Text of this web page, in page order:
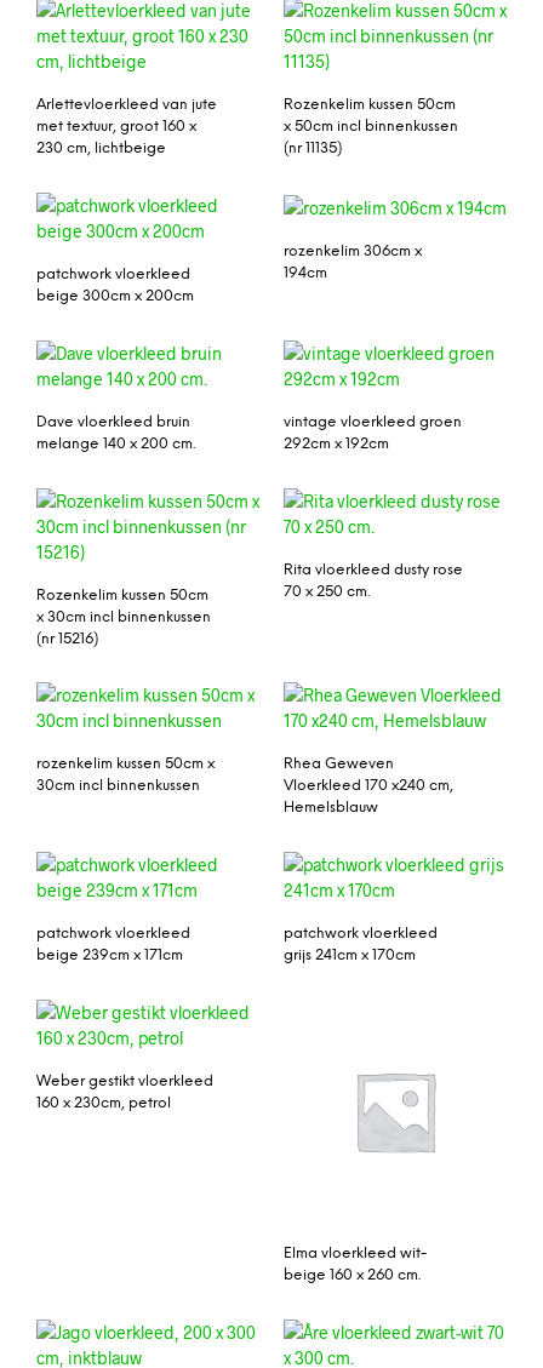
Arlettevloerkleed van jute
met textuur, groot 160 x
230 cm, lichtbeige
Rozenkelim kussen 50cm
x 50cm incl binnenkussen
(nr 11135)
patchwork vloerkleed
beige 300cm x 200cm
rozenkelim 306cm x
194cm
Dave vloerkleed bruin
melange 140 x 200 cm.
vintage vloerkleed groen
292cm x 192cm
Rozenkelim kussen 50cm
x 30cm incl binnenkussen
(nr 15216)
Rita vloerkleed dusty rose
70 x 250 cm.
rozenkelim kussen 50cm x
30cm incl binnenkussen
Rhea Geweven
Vloerkleed 170 x240 cm,
Hemelsblauw
patchwork vloerkleed
beige 239cm x 171cm
patchwork vloerkleed
grijs 241cm x 170cm
Weber gestikt vloerkleed
160 x 230cm, petrol
Elma vloerkleed wit-
beige 160 x 260 cm.